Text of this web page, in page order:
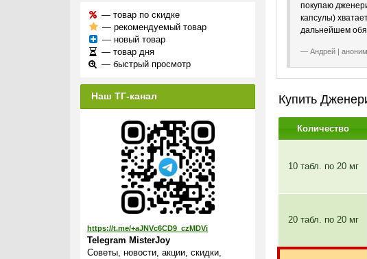
покупаю
капсулы)
дальнейшем
Андрей |
Купить
Количество
10 табл. по 20 мг
20 табл. по 20 мг
— товар по скидке
— рекомендуемый товар
— новый товар
— товар дня
— быстрый просмотр
Наш ТГ-канал
https://t.me/+aJNVc6CD9_czMDVi
Telegram MisterJoy
Советы, новости, акции, скидки,